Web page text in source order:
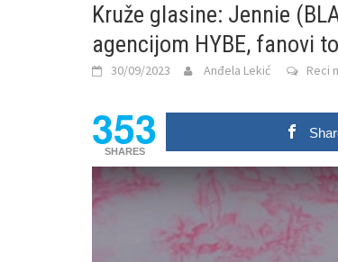
Kruže glasine: Jennie
agencijom HYBE, fanovi
30/09/2023 Anđela Lekić Reci
353
SHARES